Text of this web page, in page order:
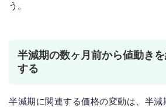
う。
半減期の数ヶ月前から値動き
する
半減期に関連する価格の変動は、半減